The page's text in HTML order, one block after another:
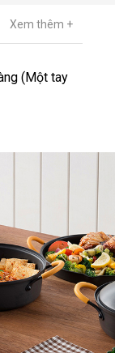
Xem thêm +
(Một tay